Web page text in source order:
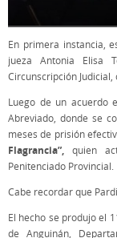
En primera instancia,
jueza Antonia Elisa
Circunscripción
Luego de un acuerdo
Abreviado, donde se
meses de prisión
Flagrancia”, quien
Penitenciado Provincial.
Cabe recordar que
El hecho se produjo el
de Anguinán,